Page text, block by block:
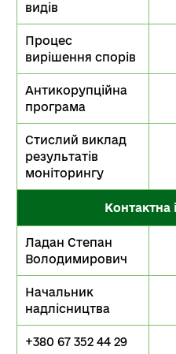
видів
Процес
вирішення спорів
Антикорупційна
програма
Стислий виклад
результатів
моніторингу
Контактна
Ладан Степан
Володимирович
Начальник
надлісництва
+380 67 352 44 29